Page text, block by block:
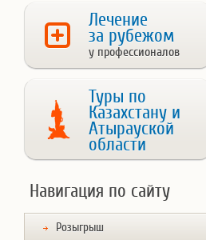
Лечение
за рубежом
у профессионалов
Туры по
Казахстану и
Атырауской
области
Навигация по сайту
Розыгрыш